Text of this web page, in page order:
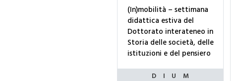
(In)mobilità – settimana
didattica estiva del
Dottorato interateneo in
Storia delle società, delle
istituzioni e del pensiero